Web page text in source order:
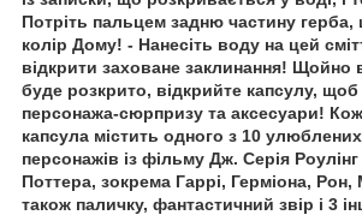
Потріть пальцем задню частину
колір Дому! - Нанесіть воду на цей
відкрити заховане заклинання! Щойно
буде розкрито, відкрийте капсулу,
персонажа-сюрпризу та аксесуари!
капсула містить одного з 10
персонажів із фільму Дж. Серія
Поттера, зокрема Гаррі, Герміона, Рон,
також паличку, фантастичний звір і 3